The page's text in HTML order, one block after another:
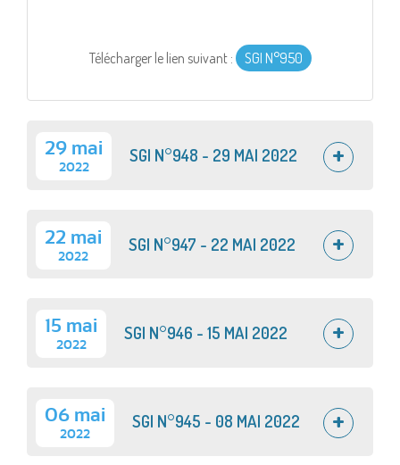
Télécharger le lien suivant : SGI N°950
29 mai
2022
SGI N°948 - 29 MAI 2022
22 mai
2022
SGI N°947 - 22 MAI 2022
15 mai
2022
SGI N°946 - 15 MAI 2022
06 mai
2022
SGI N°945 - 08 MAI 2022